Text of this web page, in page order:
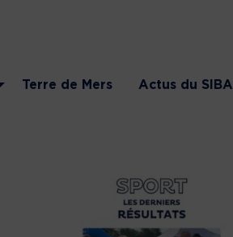
Terre de Mers Actus du SIBA